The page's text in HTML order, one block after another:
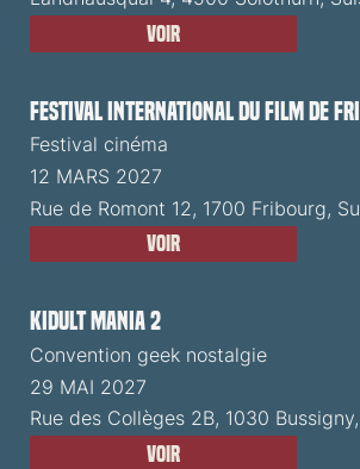
Voir
Festival International du Film de
Festival cinéma
12 MARS 2027
Rue de Romont 12, 1700 Fribourg,
Voir
Kidult Mania 2
Convention geek nostalgie
29 MAI 2027
Rue des Collèges 2B, 1030
Voir